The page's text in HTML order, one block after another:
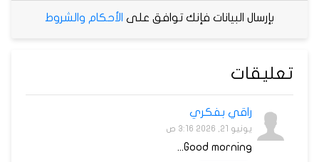
بإرسال البيانات فإنك توافق على الأحكام والشروط
تعليقات
راقي بفكري
يونيو 21, 2026 3:16 ص
Good morning...